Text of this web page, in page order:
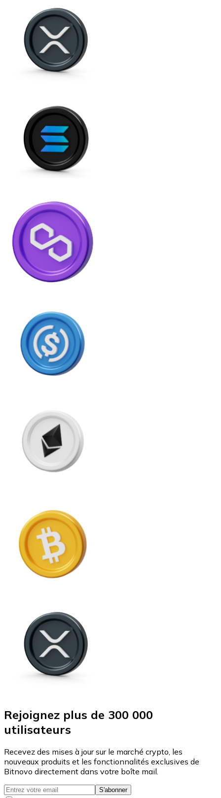
Rejoignez plus de 300 000
utilisateurs
Recevez des mises à jour sur le marché crypto, les
nouveaux produits et les fonctionnalités exclusives de
Bitnovo directement dans votre boîte mail.
S'abonner